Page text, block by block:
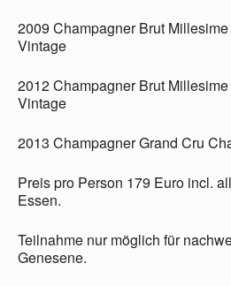
2009 Champagner Brut
Vintage
2012 Champagner Brut
Vintage
2013 Champagner Grand Cru
Preis pro Person 179 Euro incl.
Essen.
Teilnahme nur möglich für
Genesene.